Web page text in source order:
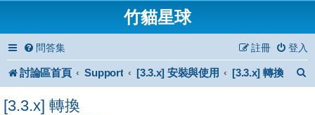
竹貓星球
問答集 登入
註冊
討論區首頁 Support [3.3.x] 安裝與使用 [3.3.x] 轉換
[3.3.x] 轉換